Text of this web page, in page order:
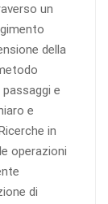
un
della
e
e
in
operazioni
di